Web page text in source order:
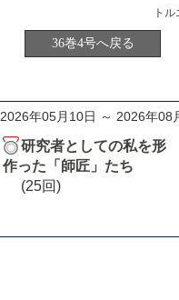
36巻4号へ戻る
2026年05月10日 ～ 2026年08
研究者としての私を形
作った「師匠」たち
(25回)